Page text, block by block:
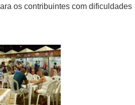
os contribuintes com dificuldades